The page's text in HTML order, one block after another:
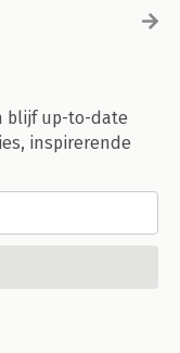
blijf up-to-date
inspirerende